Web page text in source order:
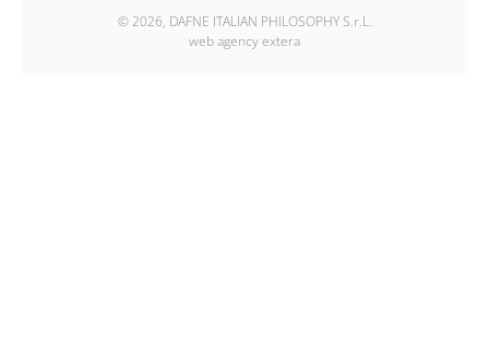
© 2026, DAFNE ITALIAN PHILOSOPHY S.r.L.
web agency extera